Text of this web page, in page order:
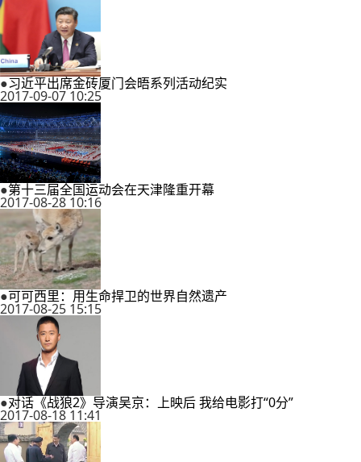
●习近平出席金砖厦门会晤系列活动纪实
2017-09-07 10:25
●第十三届全国运动会在天津隆重开幕
2017-08-28 10:16
●可可西里：用生命捍卫的世界自然遗产
2017-08-25 15:15
●对话《战狼2》导演吴京：上映后 我给电影打“0分”
2017-08-18 11:41